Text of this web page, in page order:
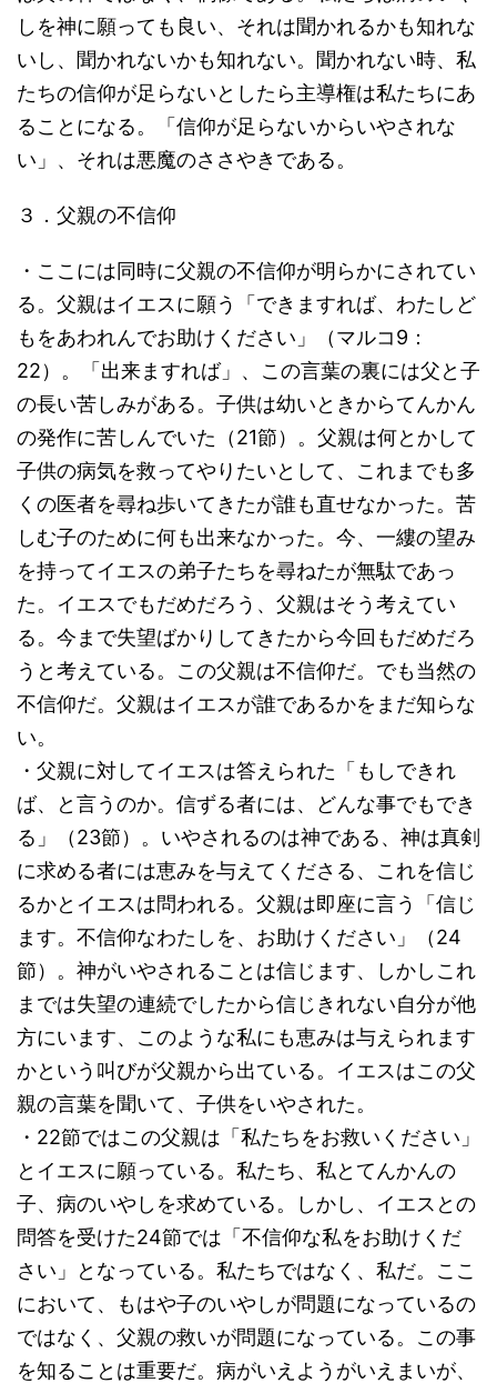
しを神に願っても良い、それは聞かれるかも知れな
いし、聞かれないかも知れない。聞かれない時、私
たちの信仰が足らないとしたら主導権は私たちにあ
ることになる。「信仰が足らないからいやされな
い」、それは悪魔のささやきである。
３．父親の不信仰
・ここには同時に父親の不信仰が明らかにされてい
る。父親はイエスに願う「できますれば、わたしど
もをあわれんでお助けください」（マルコ9：
22）。「出来ますれば」、この言葉の裏には父と子
の長い苦しみがある。子供は幼いときからてんかん
の発作に苦しんでいた（21節）。父親は何とかして
子供の病気を救ってやりたいとして、これまでも多
くの医者を尋ね歩いてきたが誰も直せなかった。苦
しむ子のために何も出来なかった。今、一縷の望み
を持ってイエスの弟子たちを尋ねたが無駄であっ
た。イエスでもだめだろう、父親はそう考えてい
る。今まで失望ばかりしてきたから今回もだめだろ
うと考えている。この父親は不信仰だ。でも当然の
不信仰だ。父親はイエスが誰であるかをまだ知らな
い。
・父親に対してイエスは答えられた「もしできれ
ば、と言うのか。信ずる者には、どんな事でもでき
る」（23節）。いやされるのは神である、神は真剣
に求める者には恵みを与えてくださる、これを信じ
るかとイエスは問われる。父親は即座に言う「信じ
ます。不信仰なわたしを、お助けください」（24
節）。神がいやされることは信じます、しかしこれ
までは失望の連続でしたから信じきれない自分が他
方にいます、このような私にも恵みは与えられます
かという叫びが父親から出ている。イエスはこの父
親の言葉を聞いて、子供をいやされた。
・22節ではこの父親は「私たちをお救いください」
とイエスに願っている。私たち、私とてんかんの
子、病のいやしを求めている。しかし、イエスとの
問答を受けた24節では「不信仰な私をお助けくだ
さい」となっている。私たちではなく、私だ。ここ
において、もはや子のいやしが問題になっているの
ではなく、父親の救いが問題になっている。この事
を知ることは重要だ。病がいえようがいえまいが、